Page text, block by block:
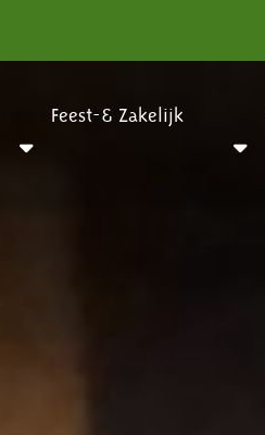
Feest-& Zakelijk